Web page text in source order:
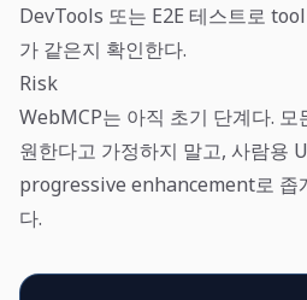
DevTools 또는 E2E 테스트로
가 같은지 확인한다.
Risk
WebMCP는 아직 초기 단계다.
원한다고 가정하지 말고, 사람용
progressive enhancement로 좁
다.